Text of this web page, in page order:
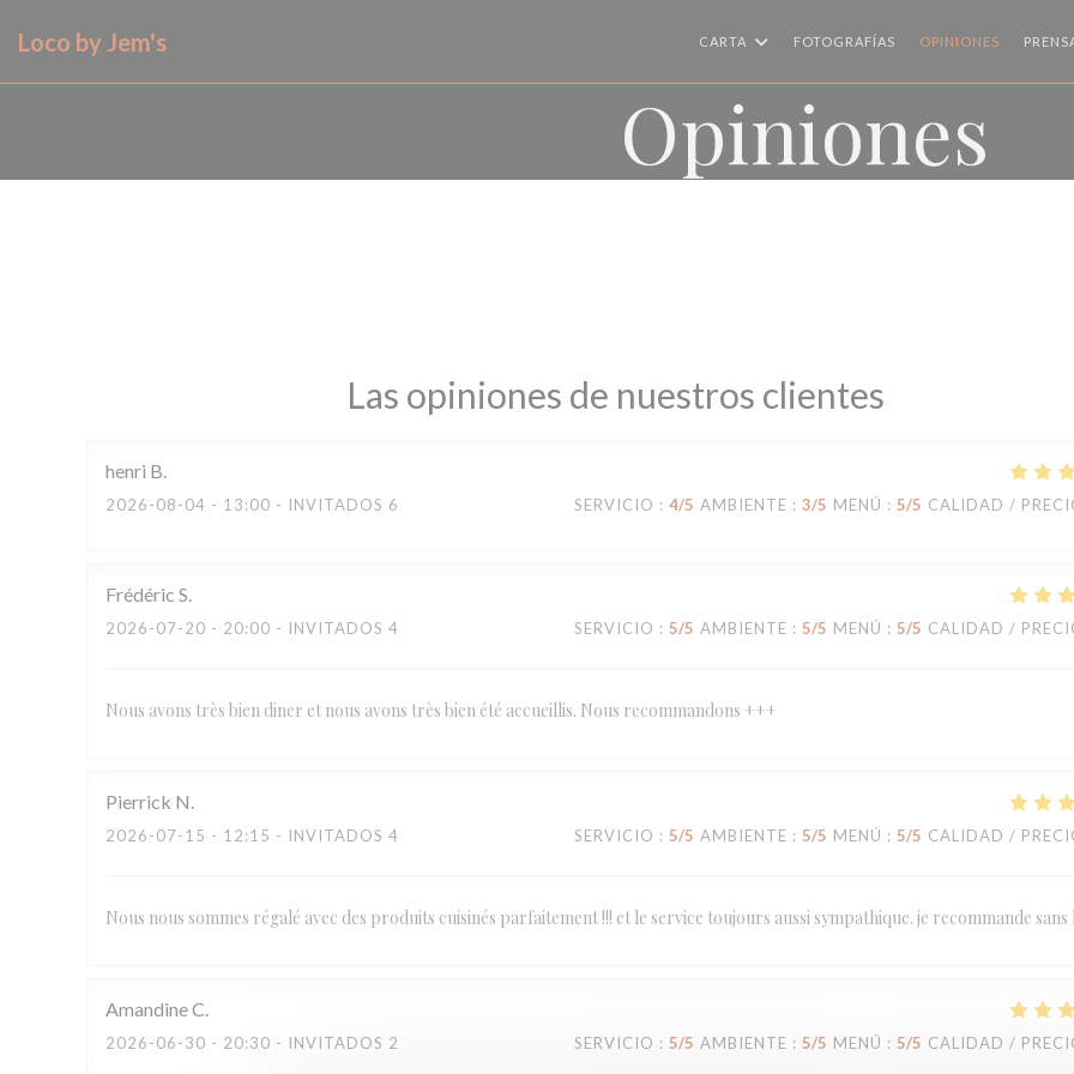
Loco by Jem's CARTA FOTOGRAFÍAS OPINIONES
Opiniones
Las opiniones de nuestros clientes
henri B
2026-08-04 - 13:00 - INVITADOS 6 SERVICIO : 4/5 AMBIENTE : 3/5 MENÚ : 5/5 CALIDAD /
Frédéric S
2026-07-20 - 20:00 - INVITADOS 4 SERVICIO : 5/5 AMBIENTE : 5/5 MENÚ : 5/5 CALIDAD /
Nous avons très bien diner et nous avons très bien été accueillis. Nous recommandons +++
Pierrick N
2026-07-15 - 12:15 - INVITADOS 4 SERVICIO : 5/5 AMBIENTE : 5/5 MENÚ : 5/5 CALIDAD /
Nous nous sommes régalé avec des produits cuisinés parfaitement !!! et le service toujours aussi sympathique. je recommande sans
AmandineC
2026-06-30 - 20:30 - INVITADOS 2 SERVICIO : 5/5 AMBIENTE : 5/5 MENÚ : 5/5 CALIDAD /